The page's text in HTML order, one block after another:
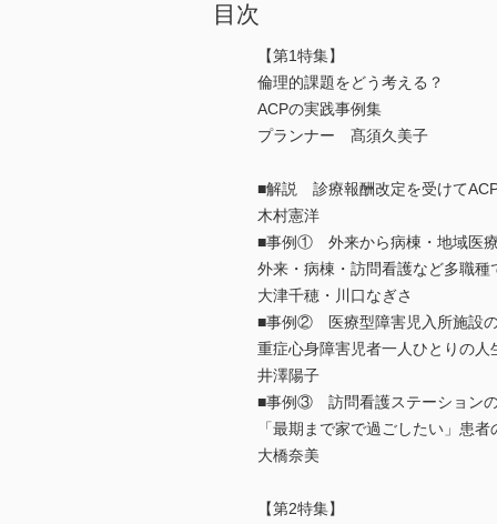
目次
【第1特集】
倫理的課題をどう考える？
ACPの実践事例集
プランナー 髙須久美子
■解説 診療報酬改定を受けて
木村憲洋
■事例① 外来から病棟・地域医
外来・病棟・訪問看護など多職種
大津千穂・川口なぎさ
■事例② 医療型障害児入所施設
重症心身障害児者一人ひとりの人
井澤陽子
■事例③ 訪問看護ステーション
「最期まで家で過ごしたい」患
大橋奈美
【第2特集】